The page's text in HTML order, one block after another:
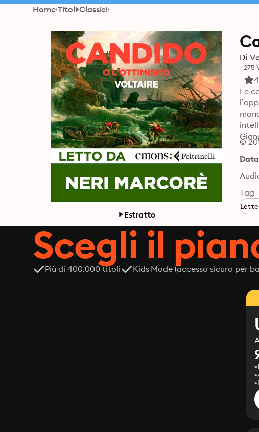
Home Titoli Classici
Estratto
Di
275
Le
©
Tag
Scegli il
Più di 400.000 titoli Kids Mode (accesso sicuro per